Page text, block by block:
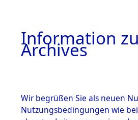
Information
Archives
Wir begrüßen Sie als neuen
Nutzungsbedingungen wie